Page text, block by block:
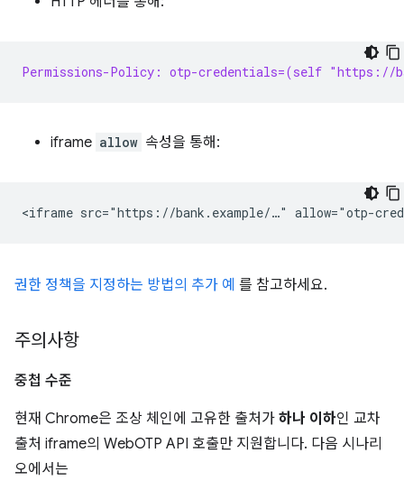
Permissions-Policy: otp-credentials=(self "https://
iframe allow 속성을 통해:
권한 정책을 지정하는 방법의 추가 예 를 참고하세요.
주의사항
중첩 수준
현재 Chrome은 조상 체인에 고유한 출처가 하나 이하인 교차
출처 iframe의 WebOTP API 호출만 지원합니다. 다음 시나리
오에서는